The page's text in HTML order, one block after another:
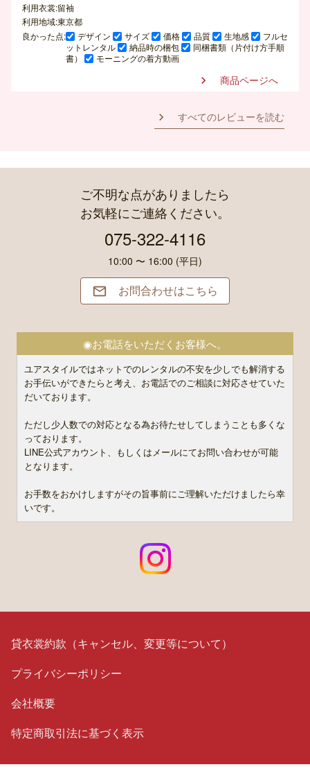
利用衣裳:留袖
利用地域:東京都
良かった点:
デザイン サイズ 価格 品質 生地感
フルセ
ットレンタル
納品時の梱包
同梱書類（片付け方手順
書）
モーニングの着方動画
 商品ページへ
 すべてのレビューを読む
ご不明な点がありましたら
お気軽にご連絡ください。
075-322-4116
10:00 〜 16:00 (平日)
 お問合わせはこちら
◉お電話をいただくお客様へ。
ユアスタイルではネットでのレンタルの不安を少しでも解消する
お手伝いができたらと考え、お電話でのご相談に対応させていた
だいております。
ただし少人数での対応となる為お待たせしてしまうことも多くな
っております。
LINE公式アカウント、もしくはメールにてお問い合わせが可能
となります。
お手数をおかけしますがその旨事前にご理解いただけましたら幸
いです。
貸衣裳約款（キャンセル、変更等について）
プライバシーポリシー
会社概要
特定商取引法に基づく表示